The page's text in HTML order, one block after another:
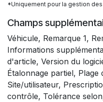
*Uniquement pour la gestion des
Champs
Véhicule, Remarque 1,
Informations
d'article, Version du
Étalonnage partiel, Plage
Site/utilisateur,
contrôle, Tolérance